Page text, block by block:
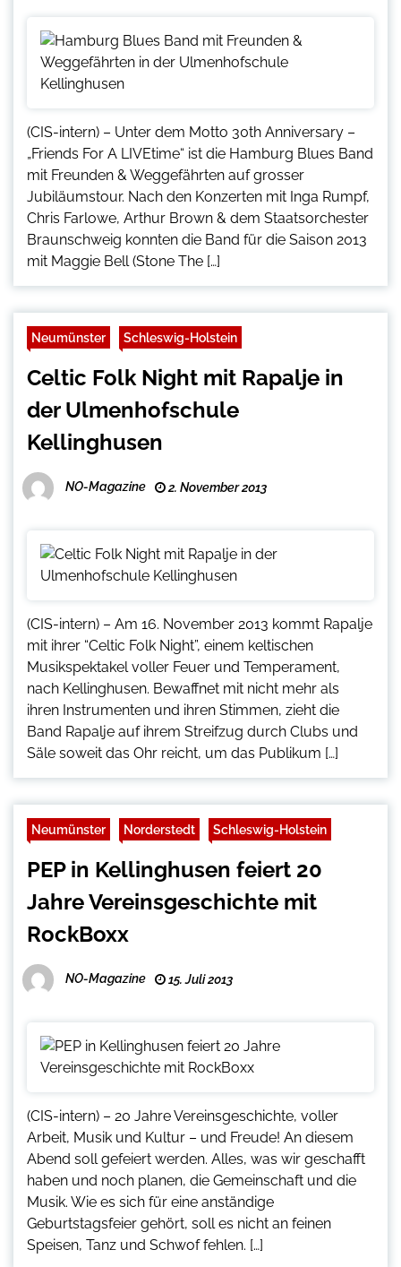
(CIS-intern) – Unter dem Motto 30th Anniversary –
„Friends For A LIVEtime“ ist die Hamburg Blues Band
mit Freunden & Weggefährten auf grosser
Jubiläumstour. Nach den Konzerten mit Inga Rumpf,
Chris Farlowe, Arthur Brown & dem Staatsorchester
Braunschweig konnten die Band für die Saison 2013
mit Maggie Bell (Stone The […]
Neumünster Schleswig-Holstein
Celtic Folk Night mit Rapalje in
der Ulmenhofschule
Kellinghusen
NO-Magazine 2. November 2013
(CIS-intern) – Am 16. November 2013 kommt Rapalje
mit ihrer “Celtic Folk Night”, einem keltischen
Musikspektakel voller Feuer und Temperament,
nach Kellinghusen. Bewaffnet mit nicht mehr als
ihren Instrumenten und ihren Stimmen, zieht die
Band Rapalje auf ihrem Streifzug durch Clubs und
Säle soweit das Ohr reicht, um das Publikum […]
Neumünster Norderstedt Schleswig-Holstein
PEP in Kellinghusen feiert 20
Jahre Vereinsgeschichte mit
RockBoxx
NO-Magazine 15. Juli 2013
(CIS-intern) – 20 Jahre Vereinsgeschichte, voller
Arbeit, Musik und Kultur – und Freude! An diesem
Abend soll gefeiert werden. Alles, was wir geschafft
haben und noch planen, die Gemeinschaft und die
Musik. Wie es sich für eine anständige
Geburtstagsfeier gehört, soll es nicht an feinen
Speisen, Tanz und Schwof fehlen. […]